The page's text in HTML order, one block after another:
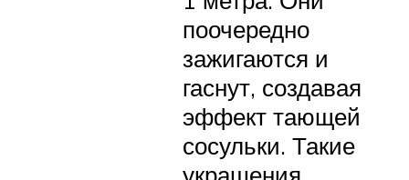
поочередно
зажигаются и
гаснут, создавая
эффект тающей
сосульки. Такие